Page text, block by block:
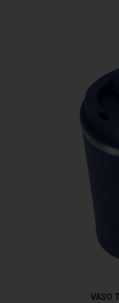
VASO